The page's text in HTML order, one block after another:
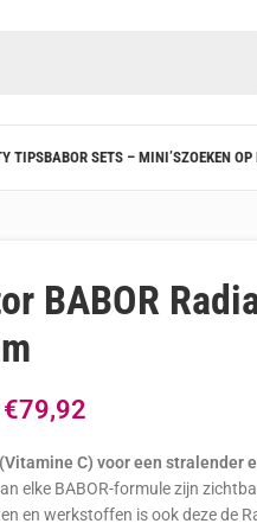
TIPSBABOR SETS – MINI’SZOEKEN OP
BABOR
€79,92
(Vitamine C) voor een stralender
elke BABOR-formule zijn
en werkstoffen is ook deze de